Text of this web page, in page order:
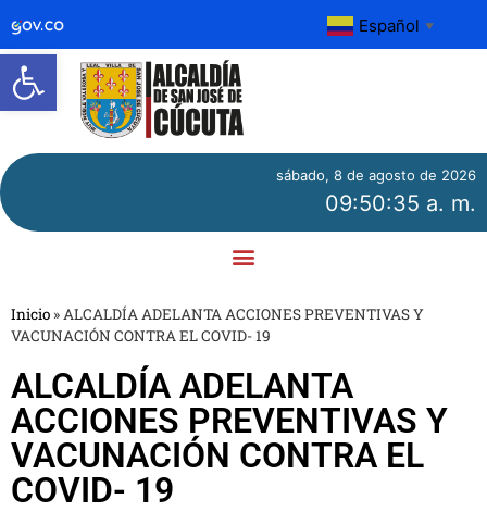
Abrir barra de herramientas
Español ▼
sábado, 8 de agosto de 2026
09:50:35 a. m.
Inicio » ALCALDÍA ADELANTA ACCIONES PREVENTIVAS Y
VACUNACIÓN CONTRA EL COVID- 19
ALCALDÍA ADELANTA
ACCIONES PREVENTIVAS Y
VACUNACIÓN CONTRA EL
COVID- 19